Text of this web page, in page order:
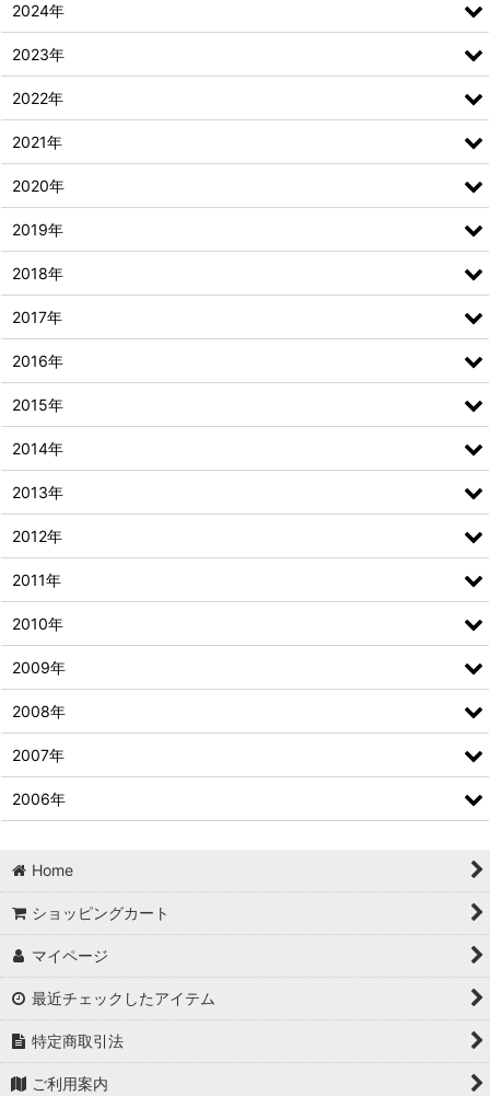
2024年
2023年
2022年
2021年
2020年
2019年
2018年
2017年
2016年
2015年
2014年
2013年
2012年
2011年
2010年
2009年
2008年
2007年
2006年
Home
ショッピングカート
マイページ
最近チェックしたアイテム
特定商取引法
ご利用案内